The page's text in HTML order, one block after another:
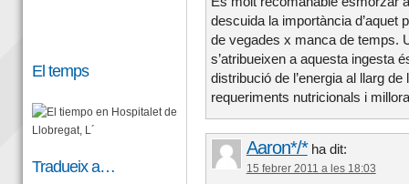
descuida la importància d’aquet
de vegades x manca de temps.
s’atribueixen a aquesta ingesta
distribució de l’energia al llarg
requeriments nutricionals i
Aaron*/* ha dit:
15 febrer 2011 a les 18:03
El temps
Tradueix a…